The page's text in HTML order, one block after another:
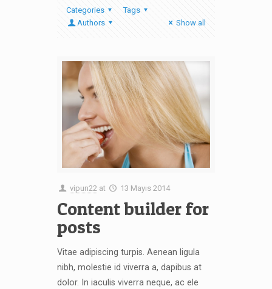
Categories
Tags
Authors
Show all
vipun22 at 13 Mayıs 2014
Content builder for
posts
Vitae adipiscing turpis. Aenean ligula
nibh, molestie id viverra a, dapibus at
dolor. In iaculis viverra neque, ac ele